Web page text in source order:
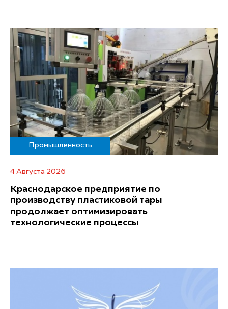
Промышленность
4 Августа 2026
Краснодарское предприятие по
производству пластиковой тары
продолжает оптимизировать
технологические процессы